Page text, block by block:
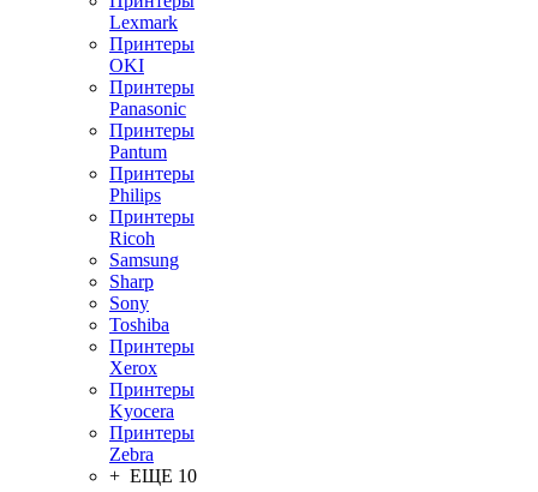
Lexmark
Принтеры
OKI
Принтеры
Panasonic
Принтеры
Pantum
Принтеры
Philips
Принтеры
Ricoh
Samsung
Sharp
Sony
Toshiba
Принтеры
Xerox
Принтеры
Kyocera
Принтеры
Zebra
+ ЕЩЕ 10